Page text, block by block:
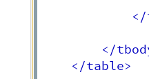
</
</
    </table>